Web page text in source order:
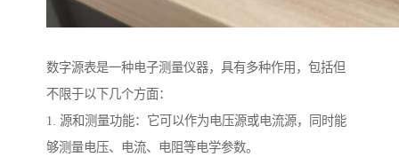
数字源表是一种电子测量仪器，具有多种作用，包括但
不限于以下几个方面：
1. 源和测量功能：它可以作为电压源或电流源，同时能
够测量电压、电流、电阻等电学参数。